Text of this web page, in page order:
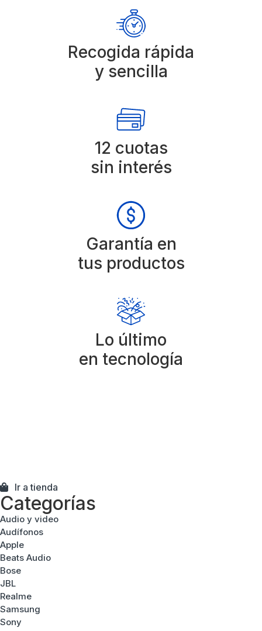
Recogida rápida
y sencilla
12 cuotas
sin interés
Garantía en
tus productos
Lo último
en tecnología
Ir a tienda
Categorías
Audio y video
Audífonos
Apple
Beats Audio
Bose
JBL
Realme
Samsung
Sony